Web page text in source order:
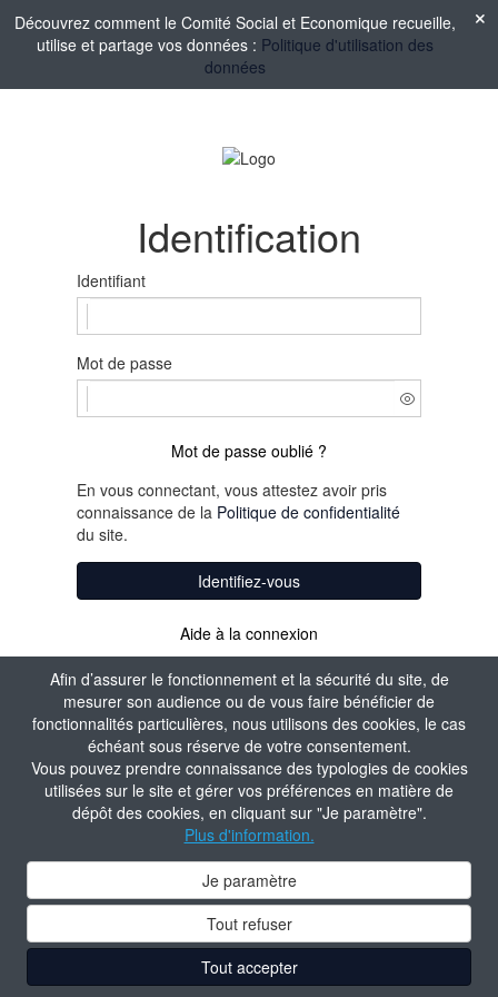
Afin d’assurer le fonctionnement et la sécurité du site, de
mesurer son audience ou de vous faire bénéficier de
fonctionnalités particulières, nous utilisons des cookies, le cas
échéant sous réserve de votre consentement.
Vous pouvez prendre connaissance des typologies de cookies
utilisées sur le site et gérer vos préférences en matière de
dépôt des cookies, en cliquant sur "Je paramètre".
Plus d'information.
Je paramètre
Tout refuser
Tout accepter
Découvrez comment le Comité Social et Economique recueille,
utilise et partage vos données : Politique d'utilisation des
données
Identification
Identifiant
Mot de passe
Mot de passe oublié ?
En vous connectant, vous attestez avoir pris
connaissance de la Politique de confidentialité
du site.
Identifiez-vous
Aide à la connexion